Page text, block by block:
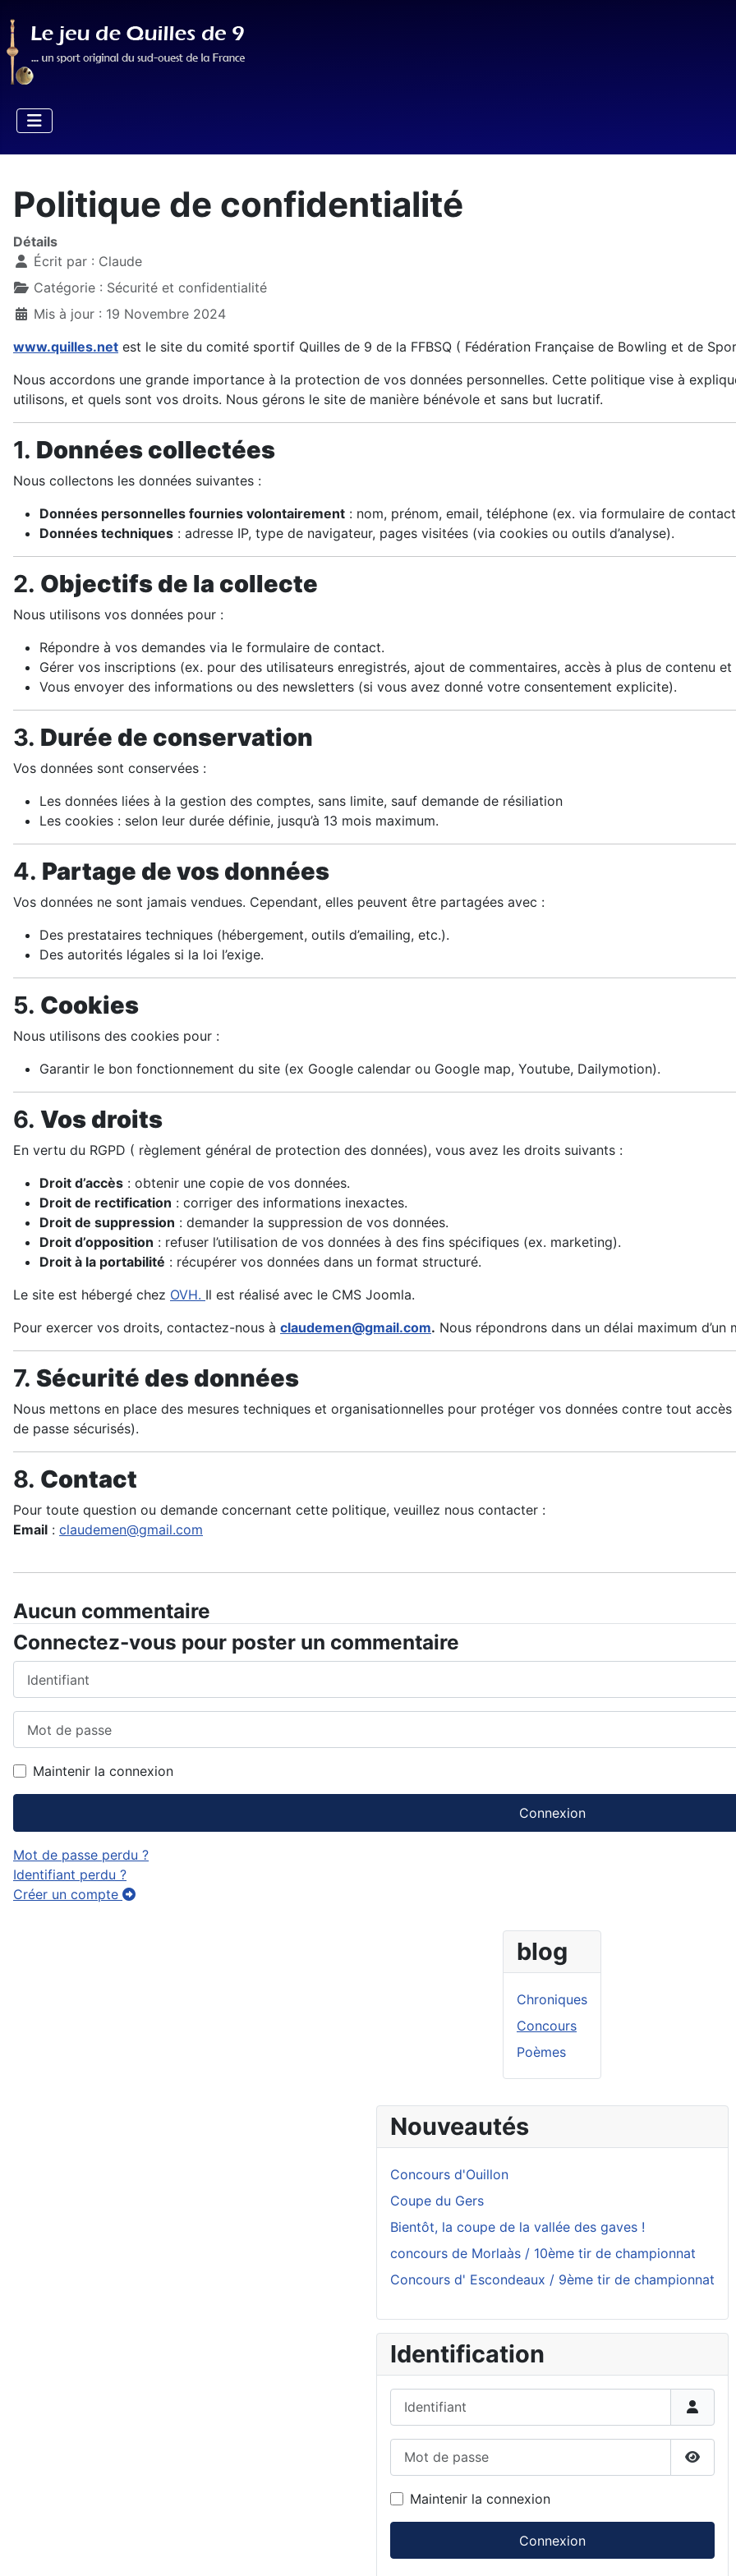
Nouveautés
Concours d'Ouillon
Coupe du Gers
Bientôt, la coupe de la vallée des gaves !
concours de Morlaàs / 10ème tir de championnat
Concours d' Escondeaux / 9ème tir de championnat
Identification
Maintenir la connexion
Connexion
Politique de confidentialité
Détails
Écrit par : Claude
Catégorie : Sécurité et confidentialité
Mis à jour : 19 Novembre 2024
www.quilles.net est le site du comité sportif Quilles de 9 de la FFBSQ ( Fédération Française de Bowling et de
Nous accordons une grande importance à la protection de vos données personnelles. Cette politique vise à
utilisons, et quels sont vos droits. Nous gérons le site de manière bénévole et sans but lucratif.
1. Données collectées
Nous collectons les données suivantes :
Données personnelles fournies volontairement : nom, prénom, email, téléphone (ex. via formulaire de
Données techniques : adresse IP, type de navigateur, pages visitées (via cookies ou outils d’analyse).
2. Objectifs de la collecte
Nous utilisons vos données pour :
Répondre à vos demandes via le formulaire de contact.
Gérer vos inscriptions (ex. pour des utilisateurs enregistrés, ajout de commentaires, accès à plus de contenu
Vous envoyer des informations ou des newsletters (si vous avez donné votre consentement explicite).
3. Durée de conservation
Vos données sont conservées :
Les données liées à la gestion des comptes, sans limite, sauf demande de résiliation
Les cookies : selon leur durée définie, jusqu’à 13 mois maximum.
4. Partage de vos données
Vos données ne sont jamais vendues. Cependant, elles peuvent être partagées avec :
Des prestataires techniques (hébergement, outils d’emailing, etc.).
Des autorités légales si la loi l’exige.
5. Cookies
Nous utilisons des cookies pour :
Garantir le bon fonctionnement du site (ex Google calendar ou Google map, Youtube, Dailymotion).
6. Vos droits
En vertu du RGPD ( règlement général de protection des données), vous avez les droits suivants :
Droit d’accès : obtenir une copie de vos données.
Droit de rectification : corriger des informations inexactes.
Droit de suppression : demander la suppression de vos données.
Droit d’opposition : refuser l’utilisation de vos données à des fins spécifiques (ex. marketing).
Droit à la portabilité : récupérer vos données dans un format structuré.
Le site est hébergé chez OVH. Il est réalisé avec le CMS Joomla.
Pour exercer vos droits, contactez-nous à claudemen@gmail.com. Nous répondrons dans un délai maximum d’un
7. Sécurité des données
Nous mettons en place des mesures techniques et organisationnelles pour protéger vos données contre tout
de passe sécurisés).
8. Contact
Pour toute question ou demande concernant cette politique, veuillez nous contacter :
Email : claudemen@gmail.com
Aucun commentaire
Connectez-vous pour poster un commentaire
Maintenir la connexion
Connexion
Mot de passe perdu ?
Identifiant perdu ?
Créer un compte
blog
Chroniques
Concours
Poèmes